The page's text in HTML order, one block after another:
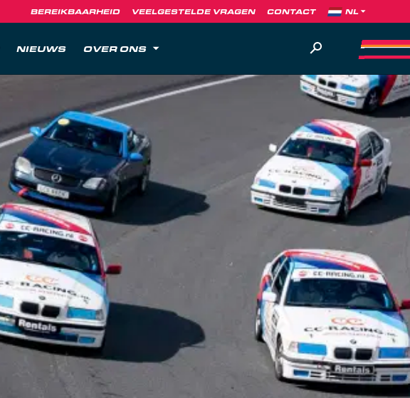
BEREIKBAARHEID VEELGESTELDE VRAGEN CONTACT
NIEUWS OVER ONS